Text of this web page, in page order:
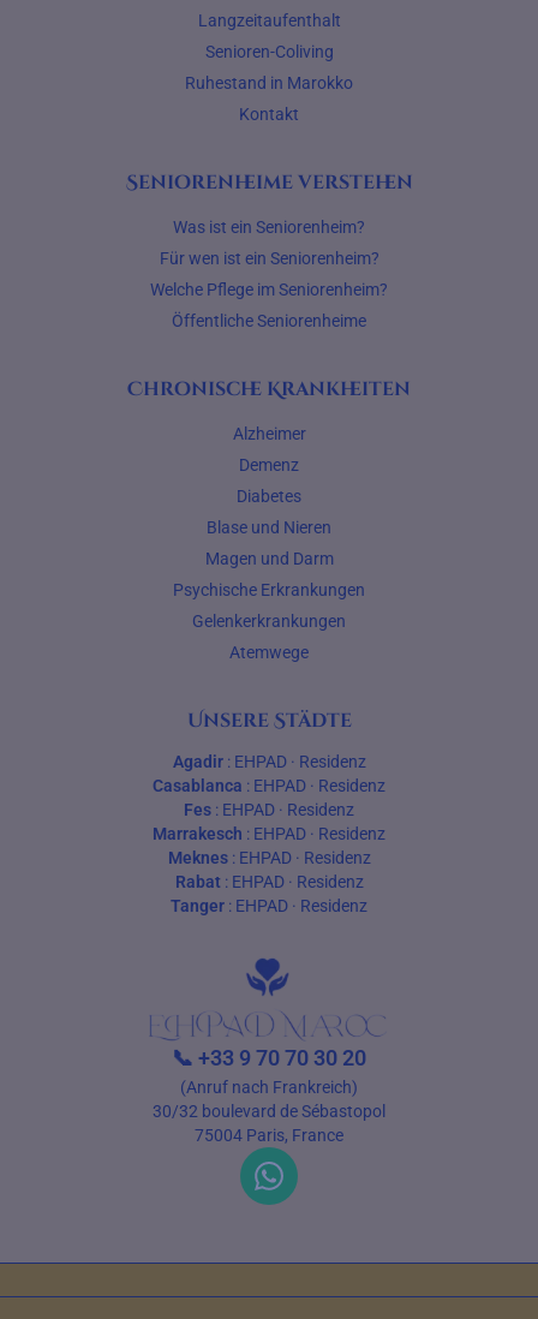
Langzeitaufenthalt
Senioren-Coliving
Ruhestand in Marokko
Kontakt
Seniorenheime verstehen
Was ist ein Seniorenheim?
Für wen ist ein Seniorenheim?
Welche Pflege im Seniorenheim?
Öffentliche Seniorenheime
Chronische Krankheiten
Alzheimer
Demenz
Diabetes
Blase und Nieren
Magen und Darm
Psychische Erkrankungen
Gelenkerkrankungen
Atemwege
Unsere Städte
Agadir: EHPAD· Residenz
Casablanca : EHPAD · Residenz
Fes : EHPAD · Residenz
Marrakesch : EHPAD · Residenz
Meknes: EHPAD· Residenz
Rabat: EHPAD· Residenz
Tanger : EHPAD · Residenz
📞 +33 9 70 70 30 20
(Anruf nach Frankreich)
30/32 boulevard de Sébastopol
75004 Paris, France